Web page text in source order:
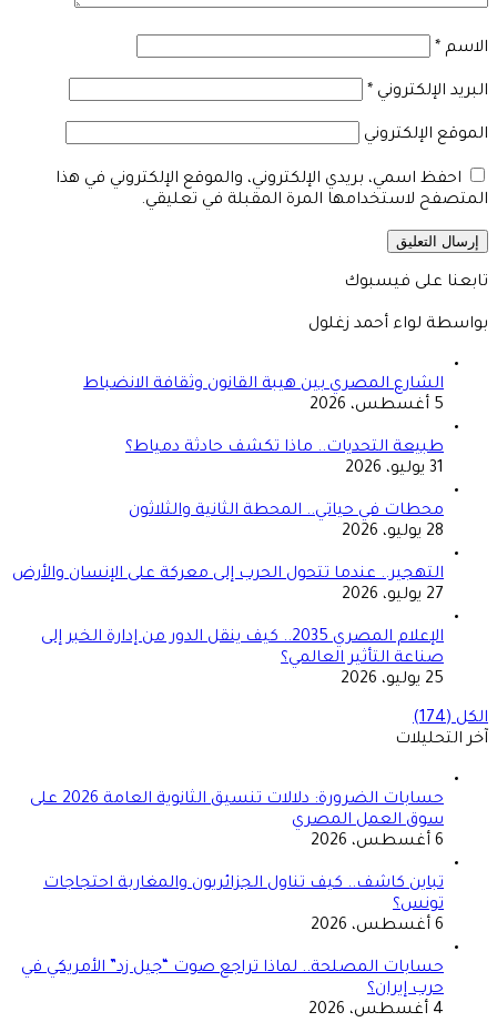
الاسم *
البريد الإلكتروني *
الموقع الإلكتروني
احفظ اسمي، بريدي الإلكتروني، والموقع الإلكتروني في هذا
المتصفح لاستخدامها المرة المقبلة في تعليقي.
تابعنا على فيسبوك
بواسطة لواء أحمد زغلول
الشارع المصري بين هيبة القانون وثقافة الانضباط
5 أغسطس، 2026
طبيعة التحديات.. ماذا تكشف حادثة دمياط؟
31 يوليو، 2026
محطات في حياتي.. المحطة الثانية والثلاثون
28 يوليو، 2026
التهجير.. عندما تتحول الحرب إلى معركة على الإنسان والأرض
27 يوليو، 2026
الإعلام المصري 2035.. كيف ينقل الدور من إدارة الخبر إلى
صناعة التأثير العالمي؟
25 يوليو، 2026
الكل (174)
آخر التحليلات
حسابات الضرورة: دلالات تنسيق الثانوية العامة 2026 على
سوق العمل المصري
6 أغسطس، 2026
تباين كاشف.. كيف تناول الجزائريون والمغاربة احتجاجات
تونس؟
6 أغسطس، 2026
حسابات المصلحة.. لماذا تراجع صوت “جيل زد” الأمريكي في
حرب إيران؟
4 أغسطس، 2026